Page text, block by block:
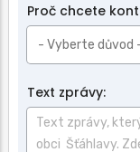
Proč chcete
Text zprávy: